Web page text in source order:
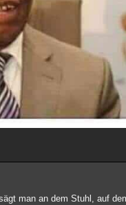
man an dem Stuhl, auf